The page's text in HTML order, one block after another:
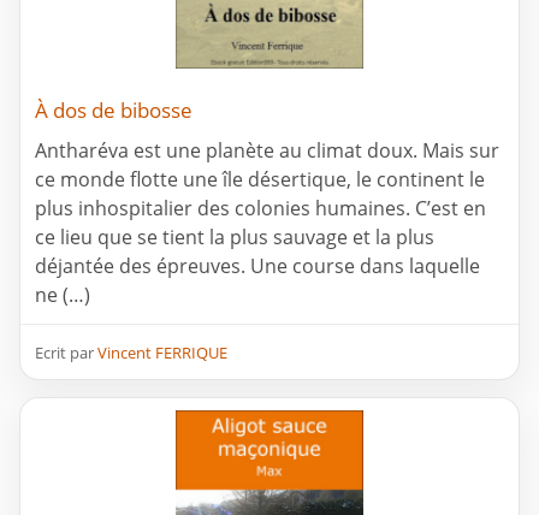
À dos de bibosse
Antharéva est une planète au climat doux. Mais sur
ce monde flotte une île désertique, le continent le
plus inhospitalier des colonies humaines. C’est en
ce lieu que se tient la plus sauvage et la plus
déjantée des épreuves. Une course dans laquelle
ne (…)
Ecrit parVincent FERRIQUE